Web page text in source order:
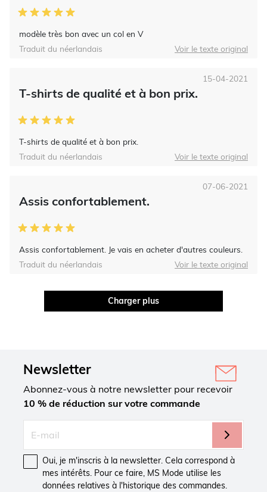
modèle très bon avec un col en V
Traduit du néerlandais
Voir le texte original
T-shirts de qualité et à bon prix.
T-shirts de qualité et à bon prix.
15-04-2021
Traduit du néerlandais Voir le texte original
Assis confortablement.
Assis confortablement. Je vais en acheter d'autres couleurs.
07-06-2021
Traduit du néerlandais Voir le texte original
Charger plus
Newsletter
Abonnez-vous à notre newsletter pour recevoir
10 % de réduction sur votre commande
Oui, je m'inscris à la newsletter. Cela correspond à
mes intérêts. Pour ce faire, MS Mode utilise les
données relatives à l'historique des commandes.